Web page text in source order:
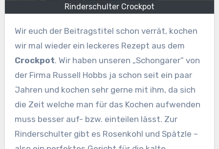
Rinderschulter Crockpot
Wir euch der Beitragstitel schon verrät, kochen
wir mal wieder ein leckeres Rezept aus dem
Crockpot. Wir haben unseren „Schongarer“ von
der Firma Russell Hobbs ja schon seit ein paar
Jahren und kochen sehr gerne mit ihm, da sich
die Zeit welche man für das Kochen aufwenden
muss besser auf- bzw. einteilen lässt. Zur
Rinderschulter gibt es Rosenkohl und Spätzle –